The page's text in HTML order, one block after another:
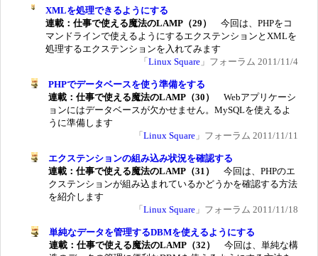
XMLを処理できるようにする
連載：仕事で使える魔法のLAMP（29）
今回は、PHPをコ
マンドラインで使えるようにするエクステンションとXMLを
処理するエクステンションを入れてみます
「 Linux Square 」フォーラム 2011/11/4
PHPでデータベースを使う準備をする
連載：仕事で使える魔法のLAMP（30）
Webアプリケーシ
ョンにはデータベースが欠かせません。MySQLを使えるよ
うに準備します
「 Linux Square 」フォーラム 2011/11/11
エクステンションの組み込み状況を確認する
連載：仕事で使える魔法のLAMP（31）
今回は、PHPのエ
クステンションが組み込まれているかどうかを確認する方法
を紹介します
「 Linux Square 」フォーラム 2011/11/18
単純なデータを管理するDBMを使えるようにする
連載：仕事で使える魔法のLAMP（32）
今回は、単純な構